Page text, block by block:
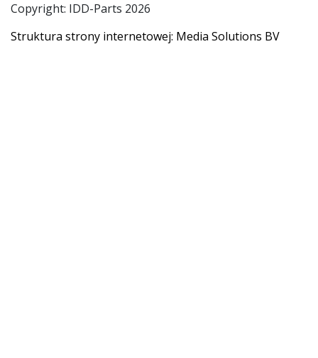
Copyright: IDD-Parts 2026
Struktura strony internetowej: Media Solutions BV